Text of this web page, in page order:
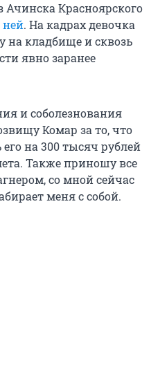
Красноярского
ней. На кадрах девочка
на кладбище и сквозь
явно заранее
и соболезнования
Комар за то, что
на 300 тысяч рублей
Также приношу все
со мной сейчас
меня с собой.